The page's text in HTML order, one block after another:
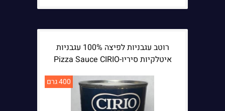
רוטב עגבניות לפיצה 100% עגבניות
איטלקיות סיריו-Pizza Sauce CIRIO
400 גרם